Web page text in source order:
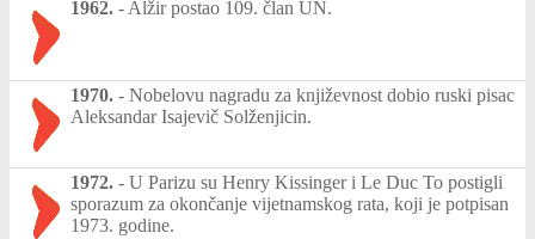
1962. - Alžir postao 109. član UN.
1970. - Nobelovu nagradu za književnost dobio ruski pisac
Aleksandar Isajevič Solženjicin.
1972. - U Parizu su Henry Kissinger i Le Duc To postigli
sporazum za okončanje vijetnamskog rata, koji je potpisan
1973. godine.